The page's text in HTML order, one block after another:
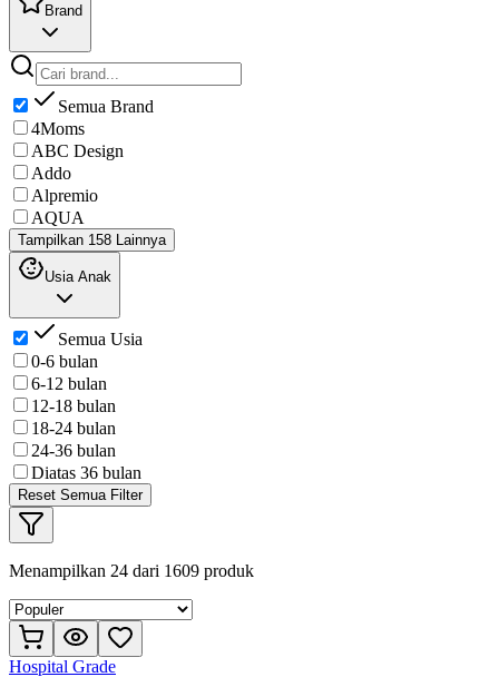
Brand
Semua Brand
4Moms
ABC Design
Addo
Alpremio
AQUA
Tampilkan 158 Lainnya
Usia Anak
Semua Usia
0-6 bulan
6-12 bulan
12-18 bulan
18-24 bulan
24-36 bulan
Diatas 36 bulan
Reset Semua Filter
Menampilkan 24 dari 1609 produk
Hospital Grade